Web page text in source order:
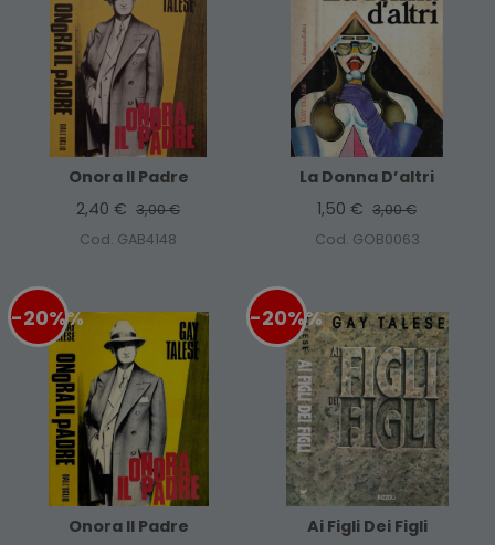
Onora Il Padre
2,40 € 3,00 €
Cod. GAB4148
La Donna D’altri
1,50 € 3,00 €
Cod. GOB0063
-20%%
Onora Il Padre
-20%%
Ai Figli Dei Figli